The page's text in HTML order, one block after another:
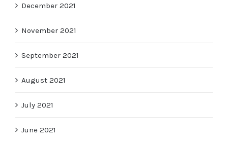
December 2021
November 2021
September 2021
August 2021
July 2021
June 2021